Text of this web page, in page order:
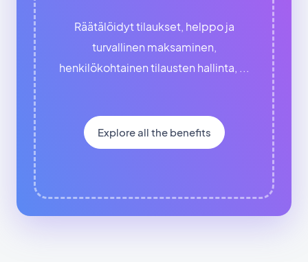
Räätälöidyt tilaukset, helppo ja
turvallinen maksaminen,
henkilökohtainen tilausten hallinta, ...
Explore all the benefits